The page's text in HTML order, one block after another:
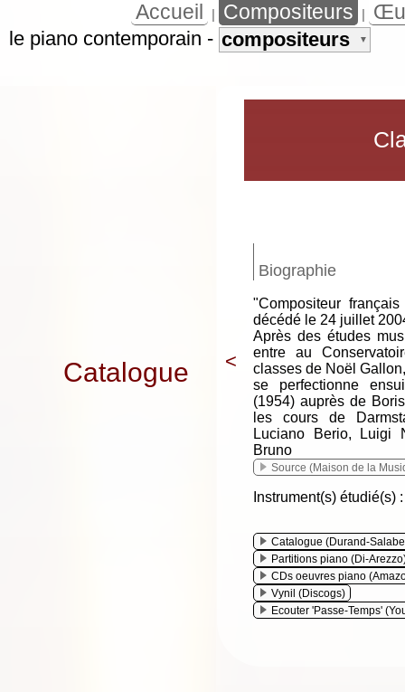
Accueil Compositeurs
Catalogue <
Biographie
"Compositeur
décédé le 24 juillet
Après des études
entre au
classes de Noël
se perfectionne
(1954) auprès de
les cours de
Luciano Berio, Luigi
Bruno
Source (Maison de la
Instrument(s) étudié(s)
Catalogue (Durand-
Partitions piano (Di-
CDs oeuvres piano
Vynil (Discogs)
Ecouter 'Passe-Temps'
le piano contemporain - compositeurs ▼